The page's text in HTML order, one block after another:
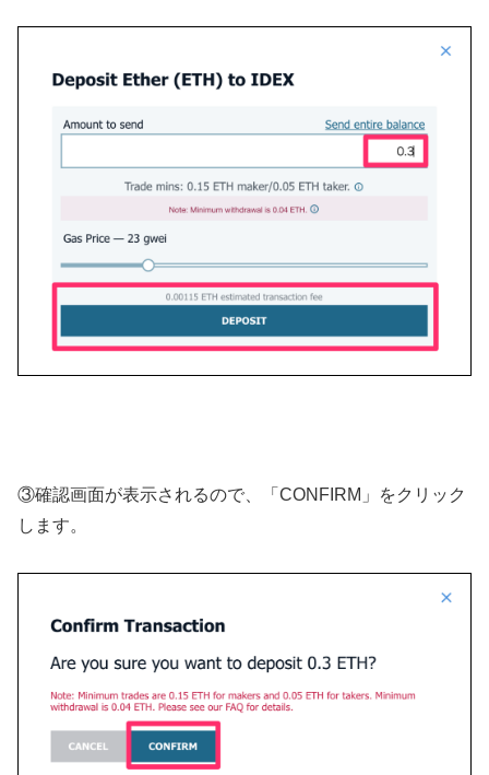
③確認画面が表示されるので、「CONFIRM」をクリック
します。